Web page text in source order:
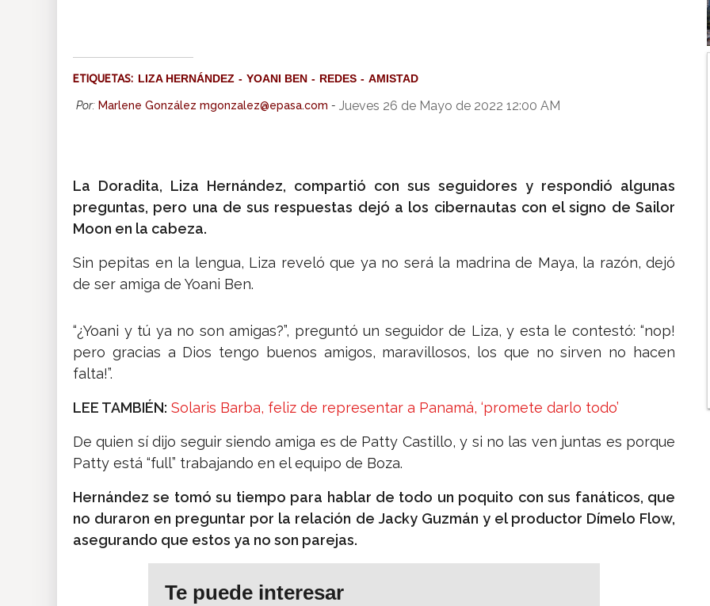
ETIQUETAS: LIZA HERNÁNDEZ YOANI BEN REDES AMISTAD
Por: Marlene González mgonzalez@epasa.com - Jueves 26 de Mayo de 2022 12:00 AM
La Doradita, Liza Hernández, compartió con sus seguidores y respondió algunas
preguntas, pero una de sus respuestas dejó a los cibernautas con el signo de Sailor
Moon en la cabeza.
Sin pepitas en la lengua, Liza reveló que ya no será la madrina de Maya, la razón, dejó
de ser amiga de Yoani Ben.
“¿Yoani y tú ya no son amigas?”, preguntó un seguidor de Liza, y esta le contestó: “nop!
pero gracias a Dios tengo buenos amigos, maravillosos, los que no sirven no hacen
falta!”.
LEE TAMBIÉN: Solaris Barba, feliz de representar a Panamá, ‘promete darlo todo’
De quien sí dijo seguir siendo amiga es de Patty Castillo, y si no las ven juntas es porque
Patty está “full” trabajando en el equipo de Boza.
Hernández se tomó su tiempo para hablar de todo un poquito con sus fanáticos, que
no duraron en preguntar por la relación de Jacky Guzmán y el productor Dímelo Flow,
asegurando que estos ya no son parejas.
Te puede interesar